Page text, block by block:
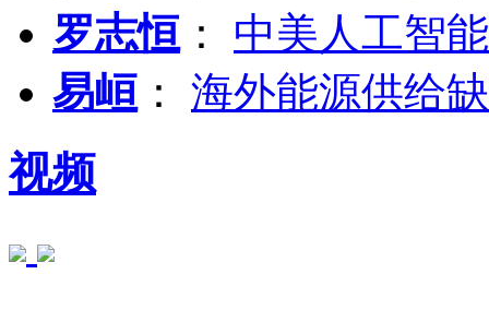
罗志恒 ： 中美人工智
易峘 ： 海外能源供给
视频